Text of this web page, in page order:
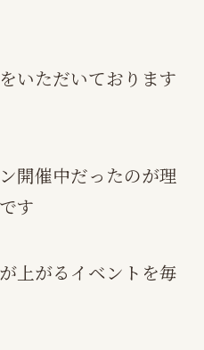
いただいております
開催中だったのが理
す
上がるイベントを毎